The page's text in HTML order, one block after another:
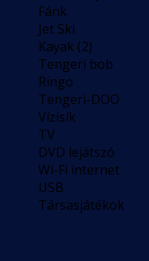
Fánk
Jet Ski
Kayak (2)
Tengeri bob
Ringo
Tengeri-DOO
Vízisík
TV
DVD lejátszó
Wi-Fi internet
USB
Társasjátékok